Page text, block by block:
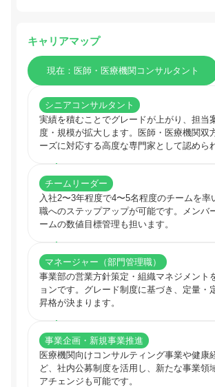
キャリアマップ
現在：医師・医療機関コンサルタント
シニアコンサルタント
実績を積むことでグレードが上がり、担当
度・規模が拡大します。医師・医療機関双
ーズに対応する高度な専門家として認めら
チームリーダー
入社2〜3年程度で4〜5名程度のチームを率
職へのステップアップが可能です。メンバ
ームの数値目標管理も担います。
マネージャー（部門管理職）
事業部の営業方針策定・組織マネジメント
ョンです。グレード制度に基づき、定量・
昇格が決まります。
事業企画・新規事業推進
医療機関向けコンサルティング事業や健康
ど、社内公募制度を活用し、新たな事業領
アチェンジも可能です。